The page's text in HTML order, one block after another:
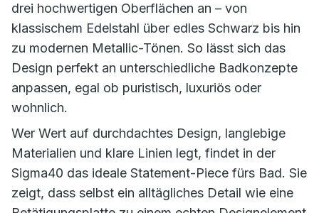
drei hochwertigen Oberflächen an – von
klassischem Edelstahl über edles Schwarz bis hin
zu modernen Metallic-Tönen. So lässt sich das
Design perfekt an unterschiedliche Badkonzepte
anpassen, egal ob puristisch, luxuriös oder
wohnlich.
Wer Wert auf durchdachtes Design, langlebige
Materialien und klare Linien legt, findet in der
Sigma40 das ideale Statement-Piece fürs Bad. Sie
zeigt, dass selbst ein alltägliches Detail wie eine